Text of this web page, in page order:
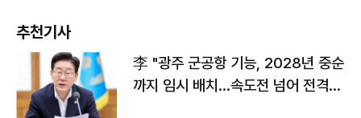
추천기사
李 "광주 군공항 기능, 2028년 중순
까지 임시 배치…속도전 넘어 전격